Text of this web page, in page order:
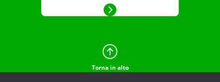
Torna in alto